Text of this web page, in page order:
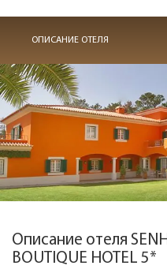
ОПИСАНИЕ ОТЕЛЯ
Описание отеля
BOUTIQUE HOTEL 5*